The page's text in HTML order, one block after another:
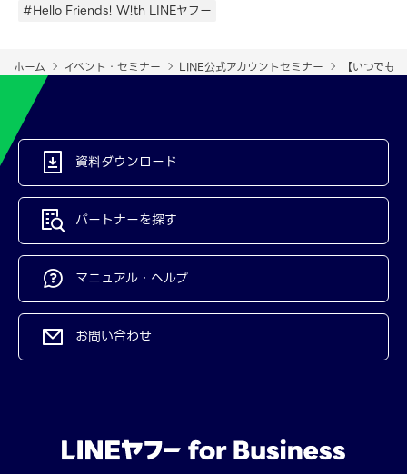
#Hello Friends! W!th LINEヤフー
ホーム イベント・セミナー LINE公式アカウントセミナー 【いつでも
資料ダウンロード
パートナーを探す
マニュアル・ヘルプ
お問い合わせ